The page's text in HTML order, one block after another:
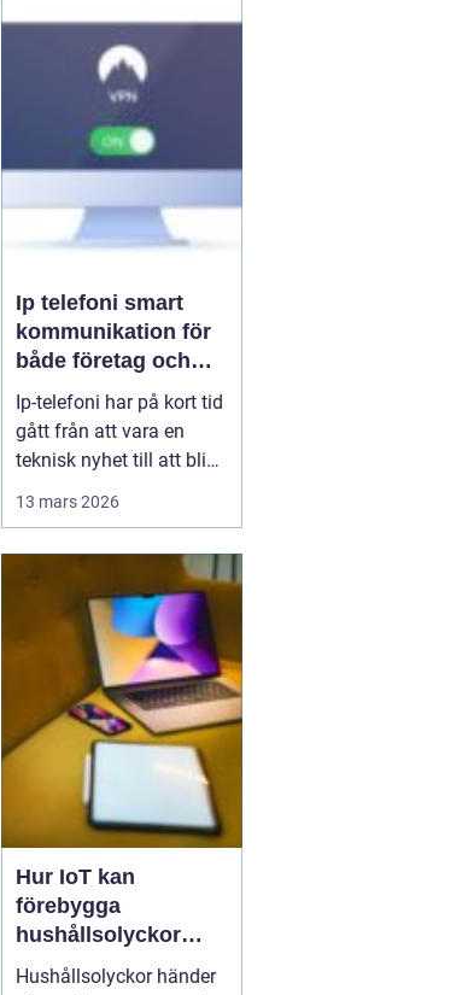
som sakta bryts ner.
Samtidigt försvinner
fungerande videospelare
från marknaden. För den
som vi...
Ip telefoni smart
kommunikation för
både företag och
privatpersoner
Ip-telefoni har på kort tid
gått från att vara en
teknisk nyhet till att bli
ner och mobilen tar över
vår vardag behövs
flexibla lösningar som
kombinerar klassisk
telefoni med modern...
13 mars 2026
Hur IoT kan
förebygga
hushållsolyckor
innan de inträffar
Hushållsolyckor händer